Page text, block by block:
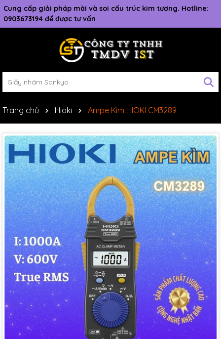
Cung cấp giải pháp mài và soi cấu trúc kim tương. Hotline:
0903673194 để được tư vấn
Trang chủ Hioki Ampe Kìm HIOKI CM3289